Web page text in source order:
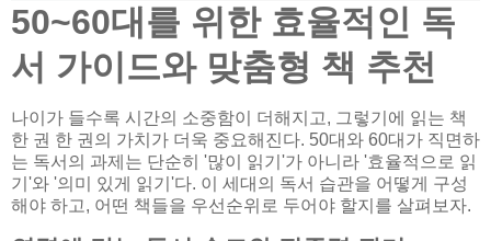
50~60대를 위한 효율적인 독
서 가이드와 맞춤형 책 추천
나이가 들수록 시간의 소중함이 더해지고, 그렇기에 읽는 책
한 권 한 권의 가치가 더욱 중요해진다. 50대와 60대가 직면하
는 독서의 과제는 단순히 '많이 읽기'가 아니라 '효율적으로 읽
기'와 '의미 있게 읽기'다. 이 세대의 독서 습관을 어떻게 구성
해야 하고, 어떤 책들을 우선순위로 두어야 할지를 살펴보자.